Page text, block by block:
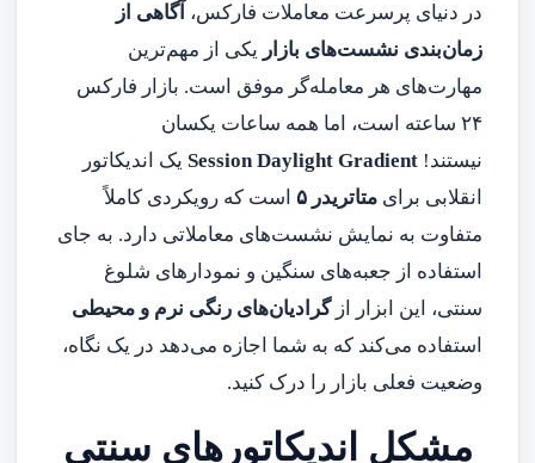
در دنیای پرسرعت معاملات فارکس، آگاهی از
زمان‌بندی نشست‌های بازار یکی از مهم‌ترین
مهارت‌های هر معامله‌گر موفق است. بازار فارکس
۲۴ ساعته است، اما همه ساعات یکسان
نیستند!Session Daylight Gradient یک اندیکاتور
انقلابی برایمتاتریدر ۵
است که رویکردی کاملاً
متفاوت به نمایش نشست‌های معاملاتی دارد. به جای
استفاده از جعبه‌های سنگین و نمودارهای شلوغ
سنتی، این ابزار ازگرادیان‌های رنگی نرم و محیطی
استفاده می‌کند که به شما اجازه می‌دهد در یک نگاه،
وضعیت فعلی بازار را درک کنید.
مشکل اندیکاتورهای سنتی